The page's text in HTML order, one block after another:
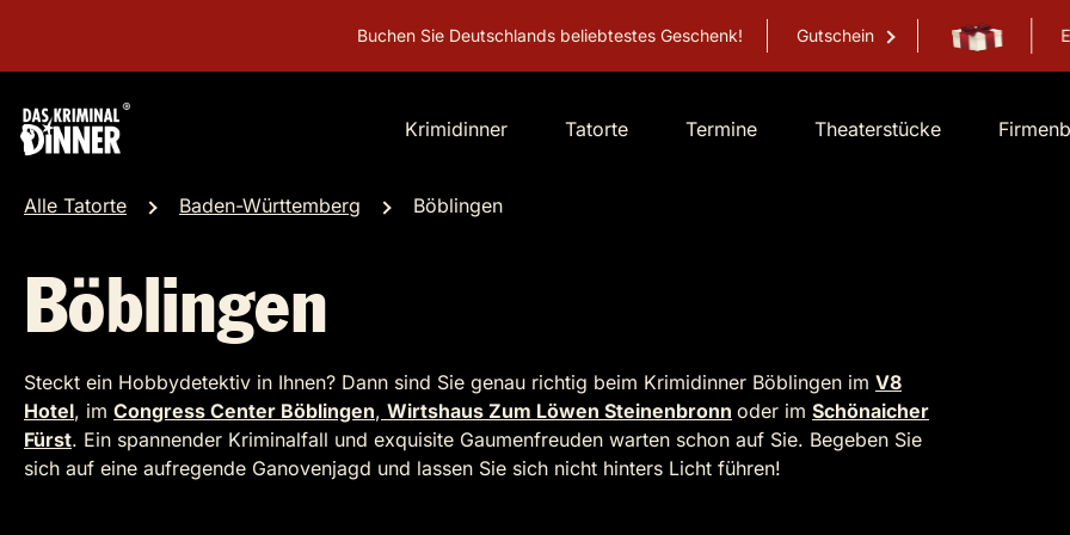
Buchen Sie Deutschlands beliebtestes Geschenk! Gutschein
Krimidinner Tatorte Termine Theaterstücke
Alle Tatorte Baden-Württemberg Böblingen
Böblingen
Steckt ein Hobbydetektiv in Ihnen? Dann sind Sie genau richtig beim Krimidinner Böblingen im V8
Hotel, im Congress Center Böblingen, Wirtshaus Zum Löwen Steinenbronn oder im Schönaicher
Fürst. Ein spannender Kriminalfall und exquisite Gaumenfreuden warten schon auf Sie. Begeben Sie
sich auf eine aufregende Ganovenjagd und lassen Sie sich nicht hinters Licht führen!